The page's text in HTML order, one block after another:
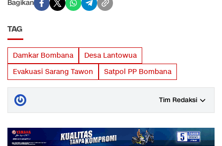
Bagikan
TAG
Damkar Bombana
Desa Lantowua
Evakuasi Sarang Tawon
Satpol PP Bombana
Tim Redaksi